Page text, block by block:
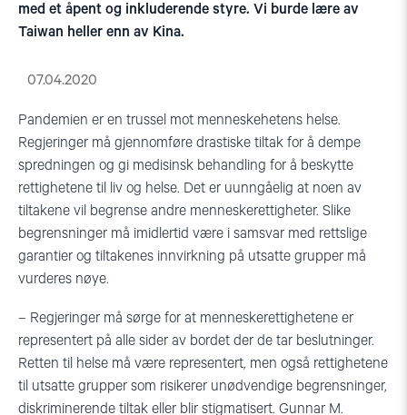
med et åpent og inkluderende styre. Vi burde lære av
Taiwan heller enn av Kina.
07.04.2020
Pandemien er en trussel mot menneskehetens helse.
Regjeringer må gjennomføre drastiske tiltak for å dempe
spredningen og gi medisinsk behandling for å beskytte
rettighetene til liv og helse. Det er uunngåelig at noen av
tiltakene vil begrense andre menneskerettigheter. Slike
begrensninger må imidlertid være i samsvar med rettslige
garantier og tiltakenes innvirkning på utsatte grupper må
vurderes nøye.
– Regjeringer må sørge for at menneskerettighetene er
representert på alle sider av bordet der de tar beslutninger.
Retten til helse må være representert, men også rettighetene
til utsatte grupper som risikerer unødvendige begrensninger,
diskriminerende tiltak eller blir stigmatisert. Gunnar M.